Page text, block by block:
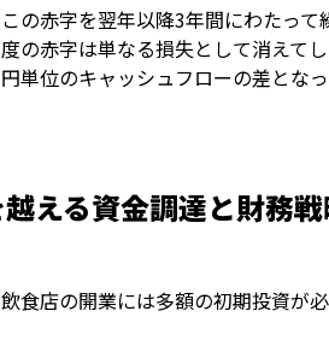
の赤字を翌年以降3年間にわたっ
の赤字は単なる損失として消えて
単位のキャッシュフローの差とな
える資金調達と財務
食店の開業には多額の初期投資が